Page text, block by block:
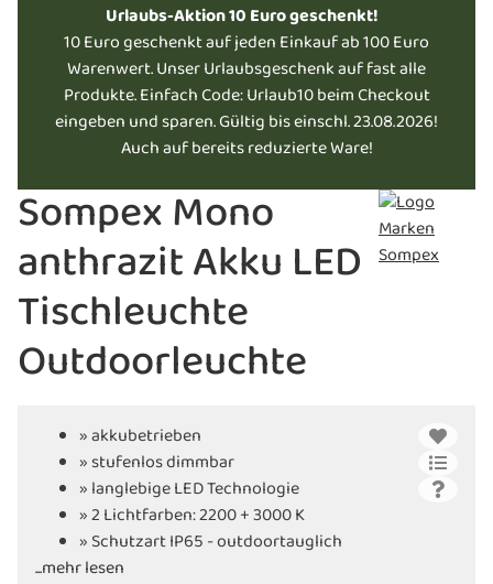
Urlaubs-Aktion 10 Euro geschenkt!
10 Euro geschenkt auf jeden Einkauf ab 100 Euro
Warenwert. Unser Urlaubsgeschenk auf fast alle
Produkte. Einfach Code: Urlaub10 beim Checkout
eingeben und sparen. Gültig bis einschl. 23.08.2026!
Auch auf bereits reduzierte Ware!
Sompex Mono
anthrazit Akku LED
Tischleuchte
Outdoorleuchte
» akkubetrieben
» stufenlos dimmbar
» langlebige LED Technologie
» 2 Lichtfarben: 2200 + 3000 K
» Schutzart IP65 - outdoortauglich
» inkl. praktischer Ladestation
...mehr lesen